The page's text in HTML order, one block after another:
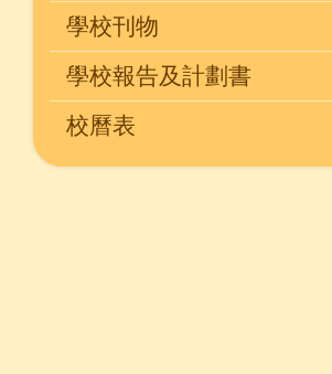
學校刊物
學校報告及計劃書
校曆表